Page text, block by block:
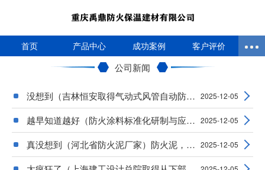
首页 产品中心 成功案例 客户评价
公司新闻
没想到（吉林恒安取得气动式风管自动防火封堵 2025-12-05
越早知道越好（防火涂料标准化研制与应用性研 2025-12-05
真没想到（河北省防火泥厂家）防火泥，防火泥 2025-12-05